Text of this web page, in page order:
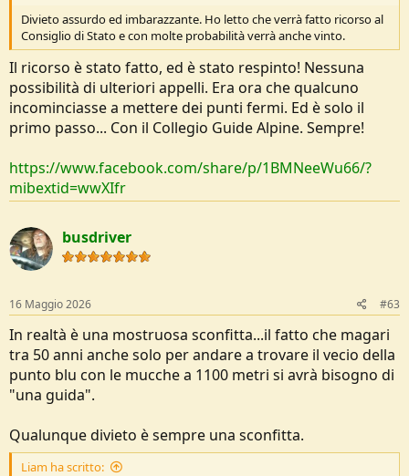
Divieto assurdo ed imbarazzante. Ho letto che verrà fatto ricorso al
Consiglio di Stato e con molte probabilità verrà anche vinto.
Il ricorso è stato fatto, ed è stato respinto! Nessuna
possibilità di ulteriori appelli. Era ora che qualcuno
incominciasse a mettere dei punti fermi. Ed è solo il
primo passo... Con il Collegio Guide Alpine. Sempre!
https://www.facebook.com/share/p/1BMNeeWu66/?
mibextid=wwXIfr
busdriver
16 Maggio 2026 #63
In realtà è una mostruosa sconfitta...il fatto che magari
tra 50 anni anche solo per andare a trovare il vecio della
punto blu con le mucche a 1100 metri si avrà bisogno di
"una guida".
Qualunque divieto è sempre una sconfitta.
Liam ha scritto: